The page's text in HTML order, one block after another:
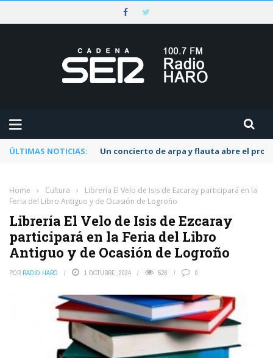
ÚLTIMAS NOTICIAS: Un concierto de arpa y flauta abre el
Home › Cultura ›
Librería El Velo de Isis de Ezcaray participará en la
Feria del Libro Antiguo y de Ocasión de Logroño
Librería El Velo de Isis de Ezcaray
participará en la Feria del Libro
Antiguo y de Ocasión de Logroño
POR RADIO HARO 1 OCTUBRE, 2024 526 0